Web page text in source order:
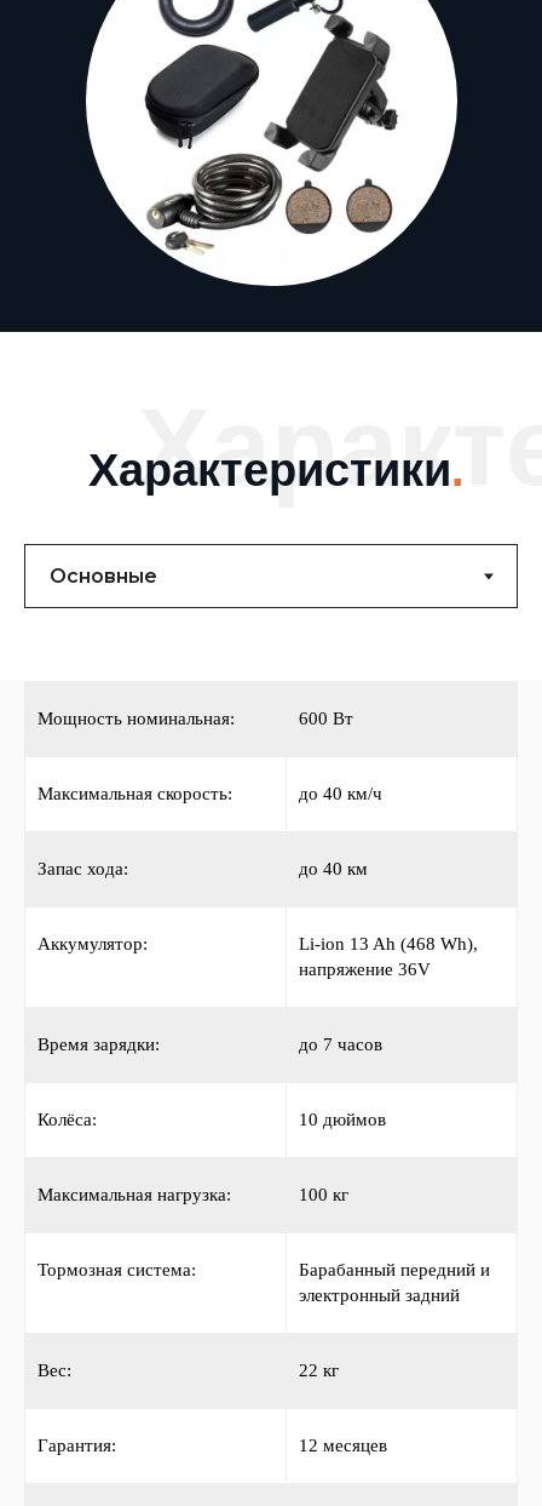
Характеристики.
Мощность номинальная: 600 Вт
Максимальная скорость: до 40 км/ч
Запас хода: до 40 км
Аккумулятор:
Li-ion 13 Ah (468 Wh),
напряжение 36V
Время зарядки: до 7 часов
Колёса: 10 дюймов
Максимальная нагрузка: 100 кг
Тормозная система:
Барабанный передний и
электронный задний
Вес: 22 кг
Гарантия: 12 месяцев